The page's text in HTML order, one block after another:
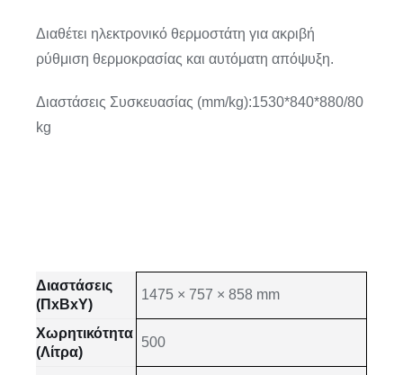
Διαθέτει ηλεκτρονικό θερμοστάτη για ακριβή
ρύθμιση θερμοκρασίας και αυτόματη απόψυξη.
Διαστάσεις Συσκευασίας (mm/kg):1530*840*880/80
kg
Διαστάσεις
(ΠxΒxΥ)
1475 × 757 × 858 mm
Χωρητικότητα
(Λίτρα)
500